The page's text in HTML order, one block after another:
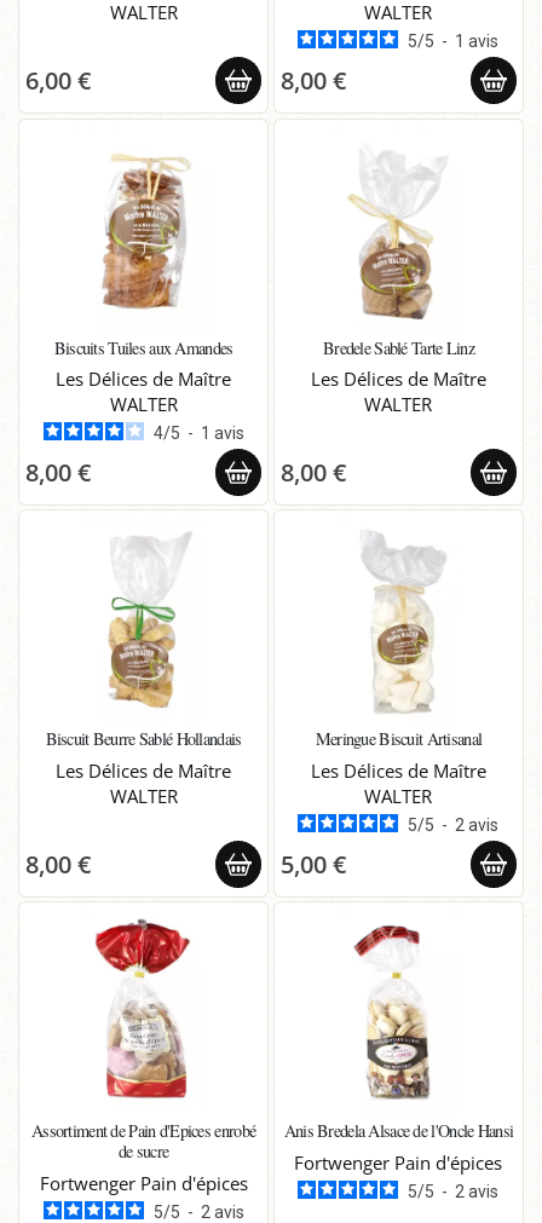
WALTER
6,00 €
WALTER
5/5 - 1avis
8,00 €
Biscuits Tuiles aux Amandes
Les Délices de Maître
WALTER
4/5 - 1 avis
8,00 €
Bredele Sablé Tarte Linz
Les Délices de Maître
WALTER
8,00 €
Biscuit Beurre Sablé Hollandais
Les Délices de Maître
WALTER
8,00 €
Meringue Biscuit Artisanal
Les Délices de Maître
WALTER
5/5 - 2avis
5,00 €
Assortiment de Pain d'Epices enrobé
de sucre
Fortwenger Pain d'épices
5/5 - 2 avis
Anis Bredela Alsace de l'Oncle Hansi
Fortwenger Pain d'épices
5/5 - 2avis